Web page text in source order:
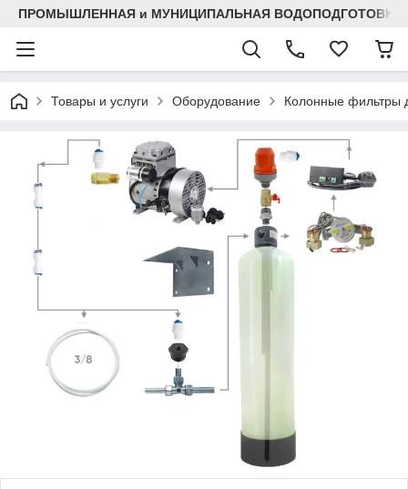
ПРОМЫШЛЕННАЯ и МУНИЦИПАЛЬНАЯ ВОДОПОДГОТОВКА
Товары и услуги Оборудование Колонные фильтры